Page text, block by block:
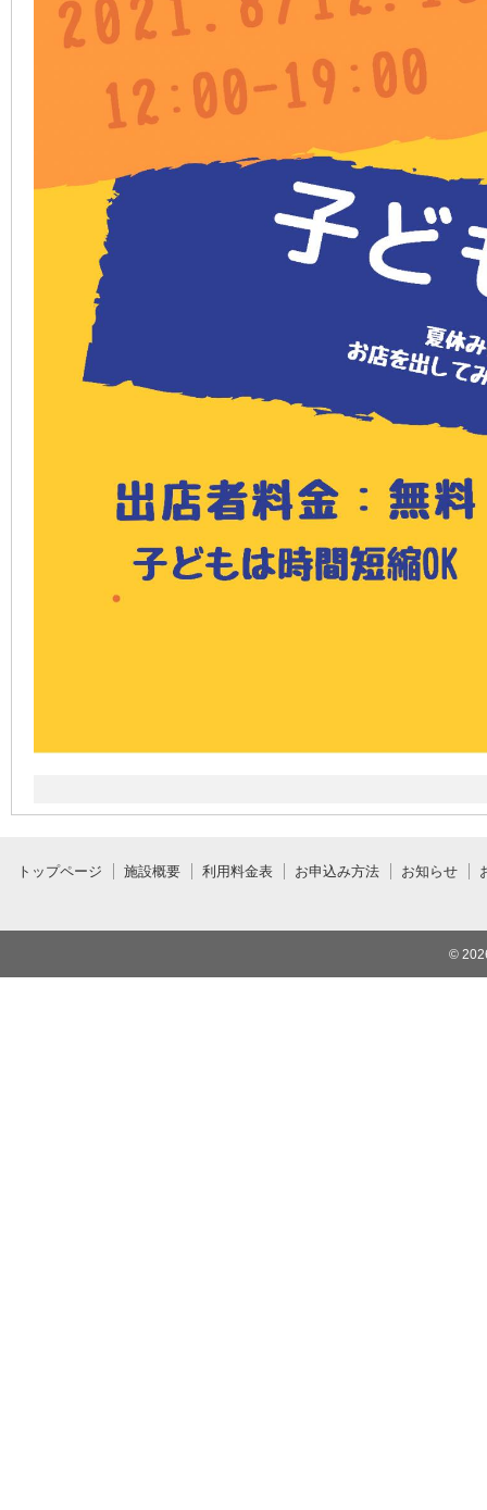
トップページ 施設概要 利用料金表 お申込み方法 お知らせ
©